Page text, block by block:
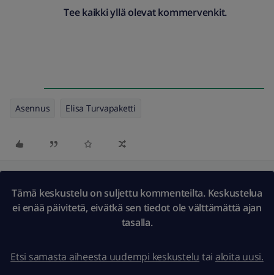
Tee kaikki yllä olevat kommervenkit.
Asennus Elisa Turvapaketti
Tämä keskustelu on suljettu kommenteilta. Keskustelua
ei enää päivitetä, eivätkä sen tiedot ole välttämättä ajan
tasalla.
Etsi samasta aiheesta uudempi keskustelu tai aloita uusi.